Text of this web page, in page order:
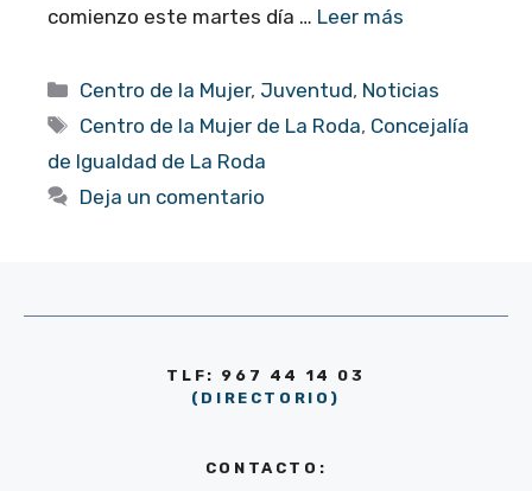
comienzo este martes día … Leer más
Categorías
Centro de la Mujer, Juventud, Noticias
Etiquetas
Centro de la Mujer de La Roda, Concejalía
de Igualdad de La Roda
Deja un comentario
TLF: 967 44 14 03
(DIRECTORIO)
CONTACTO: